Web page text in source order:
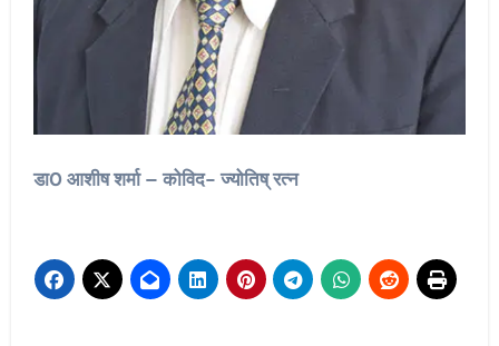
डा0 आशीष शर्मा – कोविद- ज्योतिष् रत्न